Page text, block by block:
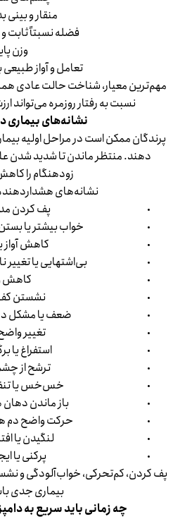
منقار و
فضله نسبتاً ثابت
وزن
تعامل و آواز
مهم‌ترین معیار، شناخت حالت عادی
نسبت به رفتار روزمره می‌تواند
نشانه‌های بیماری
پرندگان ممکن است در مراحل اولیه
دهند. منتظر ماندن تا شدید شدن
زودهنگام را
نشانه‌های هشداردهنده
پف کردن
خواب بیشتر یا
کاهش آواز
بی‌اشتهایی یا
کاهش
نشستن
ضعف یا مشکل
تغییر
استفراغ یا
ترشح از
خس‌خس یا
باز ماندن
حرکت واضح دم
لنگیدن یا
پرکنی یا
پف کردن، کم‌تحرکی، خواب‌آلودگی و
بیماری جدی
چه زمانی باید سریع به